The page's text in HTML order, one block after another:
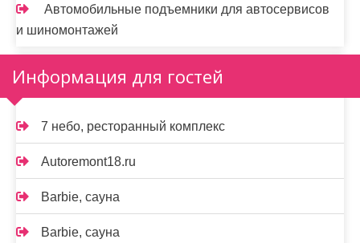
Автомобильные подъемники для автосервисов
и шиномонтажей
Информация для гостей
7 небо, ресторанный комплекс
Autoremont18.ru
Barbie, сауна
Barbie, сауна